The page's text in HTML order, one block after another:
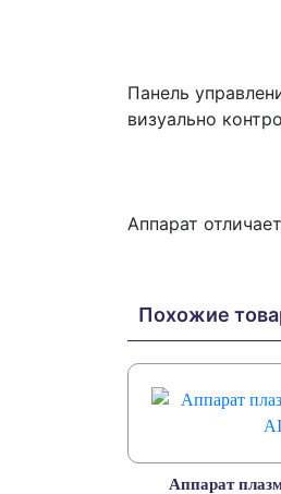
Панель
визуально
Аппарат
Похожие
Аппарат